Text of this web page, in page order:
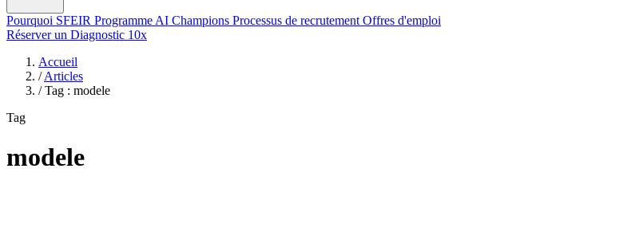
Pourquoi SFEIR Programme AI Champions Processus de recrutement Offres d'emploi
Réserver un Diagnostic 10x
Accueil
/ Articles
/ Tag : modele
Tag
modele